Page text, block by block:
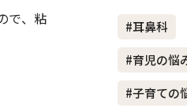
で、粘
#耳鼻科
#育児の悩
#子育ての